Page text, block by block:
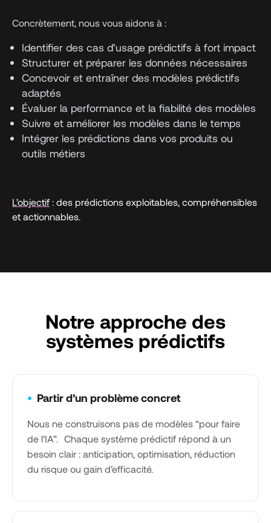
Concrètement, nous vous aidons à :
Identifier des cas d’usage prédictifs à fort impact
Structurer et préparer les données nécessaires
Concevoir et entraîner des modèles prédictifs
adaptés
Évaluer la performance et la fiabilité des modèles
Suivre et améliorer les modèles dans le temps
Intégrer les prédictions dans vos produits ou
outils métiers
L’objectif : des prédictions exploitables, compréhensibles
et actionnables.
Notre approche des
systèmes prédictifs
• Partir d’un problème concret
Nous ne construisons pas de modèles “pour faire
de l’IA”. Chaque système prédictif répond à un
besoin clair : anticipation, optimisation, réduction
du risque ou gain d’efficacité.